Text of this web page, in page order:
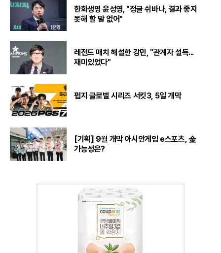
한화생명 윤성영, "정글 쉬바나, 결과 좋지
못해 할 말 없어"
레전드 매치 해설한 강민, "관계자 설득...
재미있었다"
펍지 글로벌 시리즈 서킷3, 5일 개막
[기획] 9월 개막 아시안게임 e스포츠, 金
가능성은?